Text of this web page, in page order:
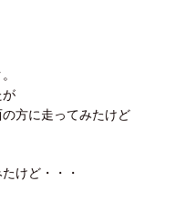
が
方に走ってみたけど
けど・・・